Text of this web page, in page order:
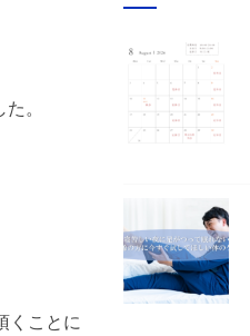
。
くことに